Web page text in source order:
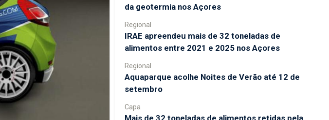
da geotermia nos Açores
Regional
IRAE apreendeu mais de 32 toneladas de
alimentos entre 2021 e 2025 nos Açores
Regional
Aquaparque acolhe Noites de Verão até 12 de
setembro
Capa
Mais de 32 toneladas de alimentos retidas pela